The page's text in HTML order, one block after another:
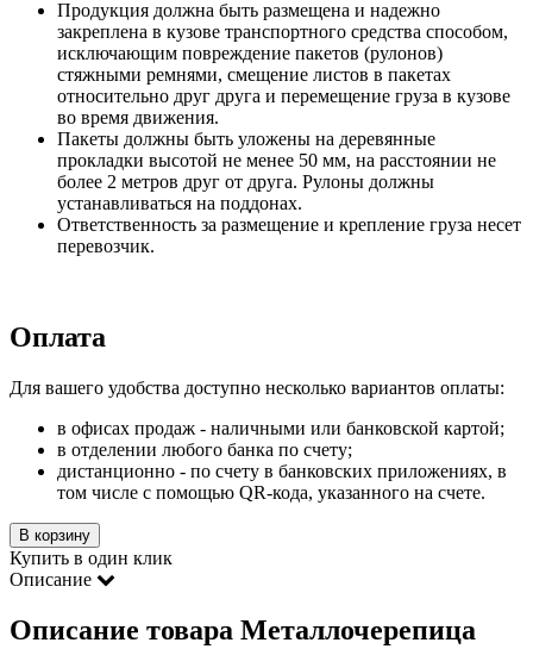
Продукция должна быть размещена и надежно
закреплена в кузове транспортного средства способом,
исключающим повреждение пакетов (рулонов)
стяжными ремнями, смещение листов в пакетах
относительно друг друга и перемещение груза в кузове
во время движения.
Пакеты должны быть уложены на деревянные
прокладки высотой не менее 50 мм, на расстоянии не
более 2 метров друг от друга. Рулоны должны
устанавливаться на поддонах.
Ответственность за размещение и крепление груза несет
перевозчик.
Оплата
Для вашего удобства доступно несколько вариантов оплаты:
в офисах продаж - наличными или банковской картой;
в отделении любого банка по счету;
дистанционно - по счету в банковских приложениях, в
том числе с помощью QR-кода, указанного на счете.
В корзину
Купить в один клик
Описание
Описание товара Металлочерепица